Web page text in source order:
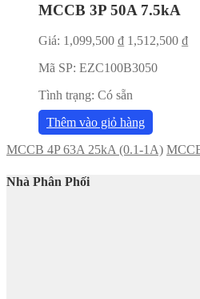
MCCB 3P 50A 7.5kA
Giá: 1,099,500 ₫ 1,512,500 ₫
Mã SP: EZC100B3050
Tình trạng: Có sẵn
Thêm vào giỏ hàng
MCCB 4P 63A 25kA (0.1-1A)
Nhà Phân Phối